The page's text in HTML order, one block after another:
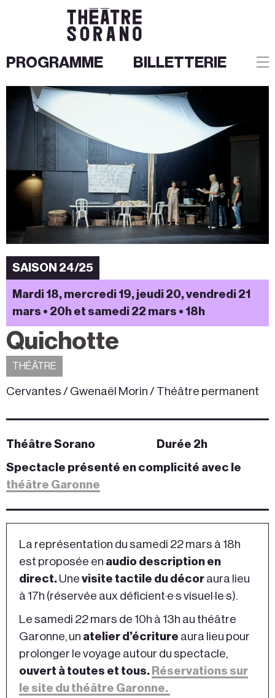
contenu
PROGRAMME BILLETTERIE
SAISON 24/25
Mardi 18, mercredi 19, jeudi 20, vendredi 21
mars • 20h et samedi 22 mars • 18h
Quichotte
THÉÂTRE
Cervantes / Gwenaël Morin / Théâtre permanent
Théâtre Sorano
Durée 2h
Spectacle présenté en complicité avec le
théâtre Garonne
La représentation du samedi 22 mars à 18h
est proposée en audio description en
direct. Une visite tactile du décor aura lieu
à 17h (réservée aux déficient·e·s visuel·le·s).
Le samedi 22 mars de 10h à 13h au théâtre
Garonne, un atelier d’écriture aura lieu pour
prolonger le voyage autour du spectacle,
ouvert à toutes et tous. Réservations sur
le site du théâtre Garonne.